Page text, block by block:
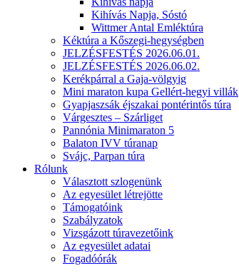
Kihívás Napja, Sóstó
Wittmer Antal Emléktúra
Kéktúra a Kőszegi-hegységben
JELZÉSFESTÉS 2026.06.01.
JELZÉSFESTÉS 2026.06.02.
Kerékpárral a Gaja-völgyig
Mini maraton kupa Gellért-hegyi villák
Gyapjaszsák éjszakai pontérintős túra
Várgesztes – Szárliget
Pannónia Minimaraton 5
Balaton IVV túranap
Svájc, Parpan túra
Rólunk
Választott szlogenünk
Az egyesület létrejötte
Támogatóink
Szabályzatok
Vizsgázott túravezetőink
Az egyesület adatai
Fogadóórák